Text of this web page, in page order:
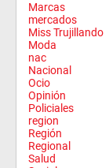
Marcas
mercados
Miss Trujillando
Moda
nac
Nacional
Ocio
Opinión
Policiales
region
Región
Regional
Salud